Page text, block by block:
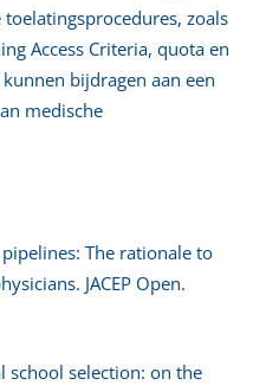
zoals
Access Criteria, quota en
bijdragen aan een
medische
The rationale to
JACEP Open.
school selection: on the